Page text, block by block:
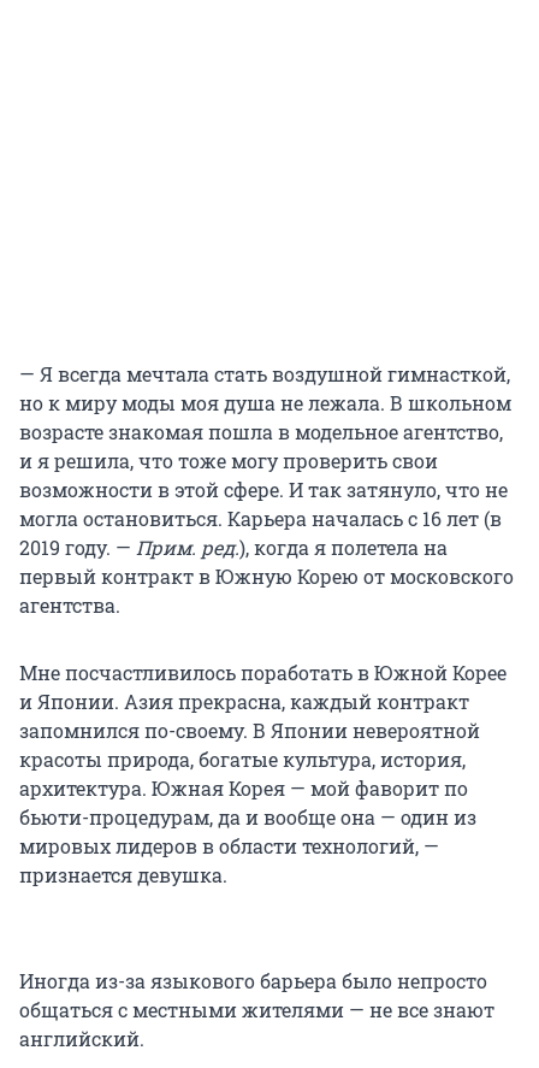
— Я всегда мечтала стать воздушной гимнасткой,
но к миру моды моя душа не лежала. В школьном
возрасте знакомая пошла в модельное агентство,
и я решила, что тоже могу проверить свои
возможности в этой сфере. И так затянуло, что не
могла остановиться. Карьера началась с 16 лет (в
2019 году. — Прим. ред.), когда я полетела на
первый контракт в Южную Корею от московского
агентства.
Мне посчастливилось поработать в Южной Корее
и Японии. Азия прекрасна, каждый контракт
запомнился по-своему. В Японии невероятной
красоты природа, богатые культура, история,
архитектура. Южная Корея — мой фаворит по
бьюти-процедурам, да и вообще она — один из
мировых лидеров в области технологий, —
признается девушка.
Иногда из-за языкового барьера было непросто
общаться с местными жителями — не все знают
английский.